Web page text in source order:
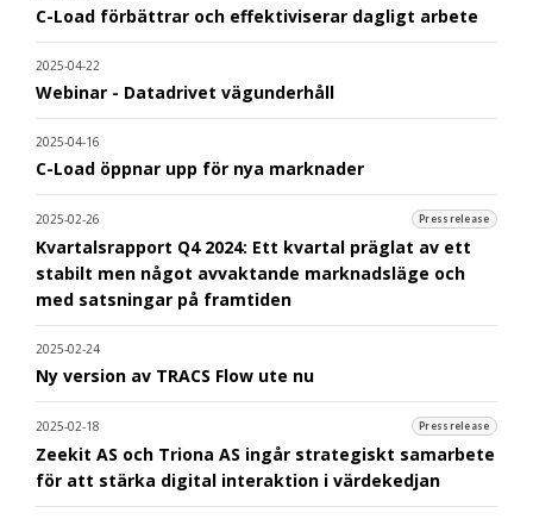
C-Load förbättrar och effektiviserar dagligt arbete
2025-04-22
Webinar - Datadrivet vägunderhåll
2025-04-16
C-Load öppnar upp för nya marknader
2025-02-26 Pressrelease
Kvartalsrapport Q4 2024: Ett kvartal präglat av ett
stabilt men något avvaktande marknadsläge och
med satsningar på framtiden
2025-02-24
Ny version av TRACS Flow ute nu
2025-02-18 Pressrelease
Zeekit AS och Triona AS ingår strategiskt samarbete
för att stärka digital interaktion i värdekedjan